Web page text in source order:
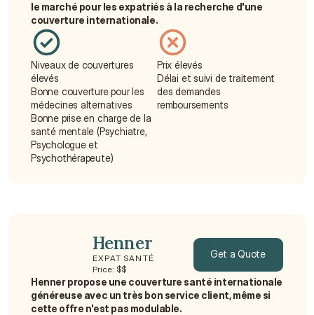
le marché pour les expatriés à la recherche d'une
couverture internationale.
Niveaux de couvertures
élevés
Bonne couverture pour les
médecines alternatives
Bonne prise en charge de la
santé mentale (Psychiatre,
Psychologue et
Psychothérapeute)
Prix élevés
Délai et suivi de traitement
des demandes
remboursements
Henner
EXPAT SANTÉ
Price: $$
Get a Quote
Get a Quote
Henner propose une couverture santé internationale
généreuse avec un très bon service client, même si
cette offre n'est pas modulable.